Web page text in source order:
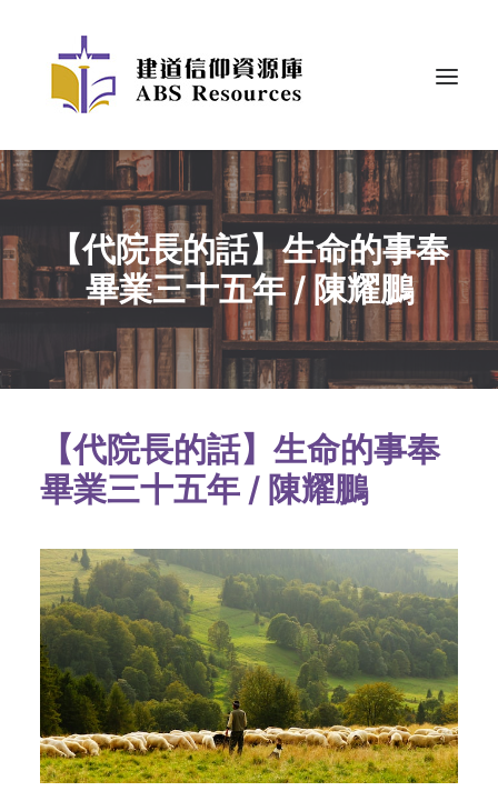
【代院長的話】生命的事奉
畢業三十五年 / 陳耀鵬
【代院長的話】生命的事奉
畢業三十五年 / 陳耀鵬